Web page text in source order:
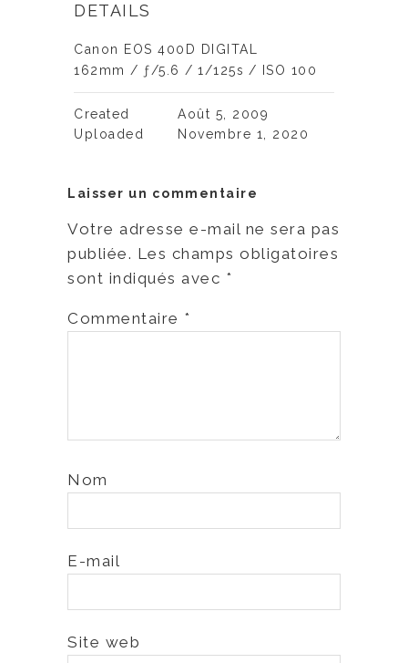
DETAILS
Canon EOS 400D DIGITAL
162mm / ƒ/5.6 / 1/125s / ISO 100
Created
Août 5, 2009
Uploaded
Novembre 1, 2020
Laisser un commentaire
Votre adresse e-mail ne sera pas
publiée. Les champs obligatoires
sont indiqués avec *
Commentaire *
Nom
E-mail
Site web